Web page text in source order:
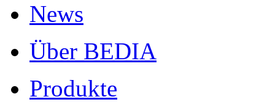
News
Über BEDIA
Produkte